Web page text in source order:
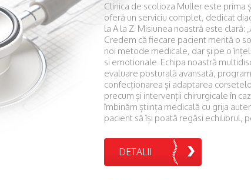
Clinica de scolioza Muller este prima
oferă un serviciu complet, dedicat
la A la Z. Misiunea noastră este clară:
Credem că fiecare pacient merită o
noi metode medicale, dar și pe o
si emotionale. Echipa noastră
evaluare posturală avansată,
confecționarea și adaptarea
precum și intervenții chirurgicale în
îmbinăm știința medicală cu grija
pacient să își poată regăsi echilibrul,
DETALII